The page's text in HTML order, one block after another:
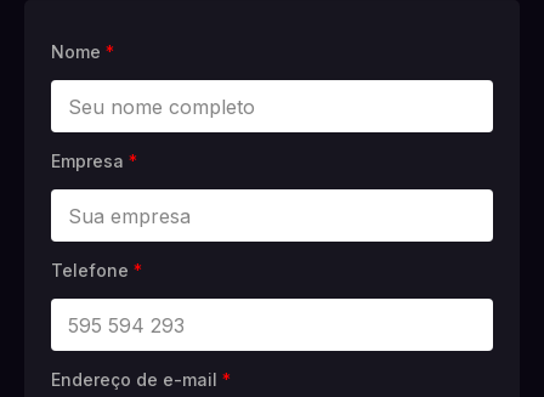
Nome *
Empresa *
Telefone *
Endereço de e-mail *